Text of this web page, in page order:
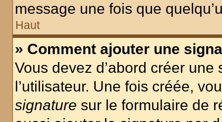
message une fois que
Haut
» Comment ajouter une
Vous devez d’abord créer
l’utilisateur. Une fois créée,
signature sur le formulaire de